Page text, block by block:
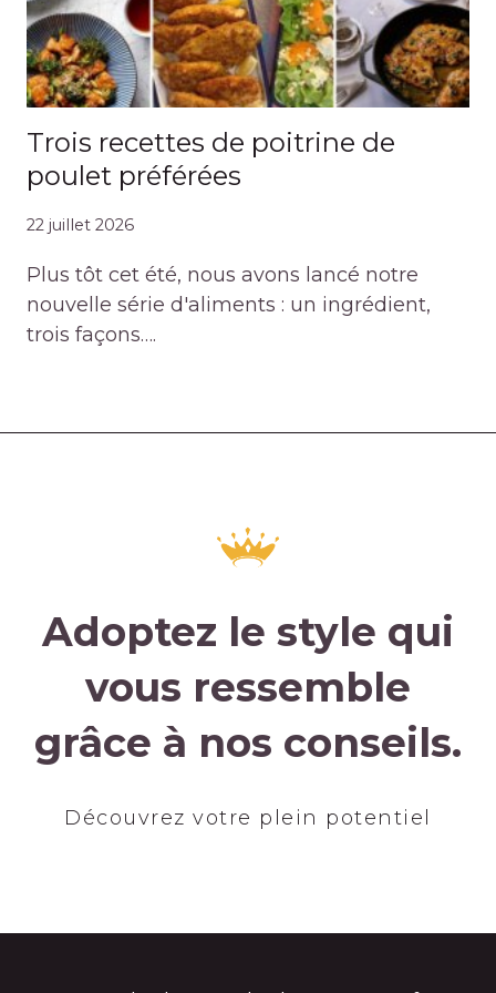
Trois recettes de poitrine de
poulet préférées
22 juillet 2026
Plus tôt cet été, nous avons lancé notre
nouvelle série d'aliments : un ingrédient,
trois façons….
Adoptez le style qui
vous ressemble
grâce à nos conseils.
Découvrez votre plein potentiel